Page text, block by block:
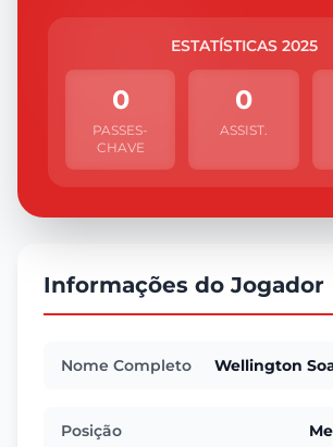
ESTATÍSTICAS 2025
0
PASSES-
CHAVE
0
ASSIST.
Informações do Jogador
Nome Completo Wellington
Posição